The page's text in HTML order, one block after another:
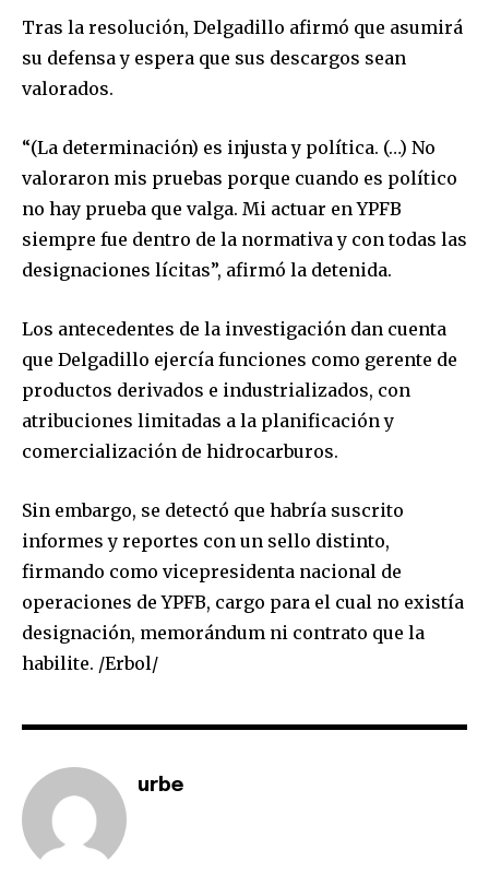
Join our community of
SUBSCRIBERS and be part of the
To subscribe, simply enter your email address on our website
or click the subscribe button below. Don't worry, we respect
your privacy and won't spam your inbox. Your information is
SUBSCRIBE
I've read and accept the
Tras la resolución, Delgadillo afirmó que asumirá
su defensa y espera que sus descargos sean
valorados.
“(La determinación) es injusta y política. (…) No
valoraron mis pruebas porque cuando es político
no hay prueba que valga. Mi actuar en YPFB
siempre fue dentro de la normativa y con todas las
designaciones lícitas”, afirmó la detenida.
Los antecedentes de la investigación dan cuenta
que Delgadillo ejercía funciones como gerente de
productos derivados e industrializados, con
atribuciones limitadas a la planificación y
comercialización de hidrocarburos.
Sin embargo, se detectó que habría suscrito
informes y reportes con un sello distinto,
firmando como vicepresidenta nacional de
operaciones de YPFB, cargo para el cual no existía
designación, memorándum ni contrato que la
habilite. /Erbol/
urbe